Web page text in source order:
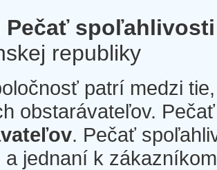
Pečať spoľahlivosti
republiky
patrí medzi
obstarávateľov.
. Pečať
a jednaní k